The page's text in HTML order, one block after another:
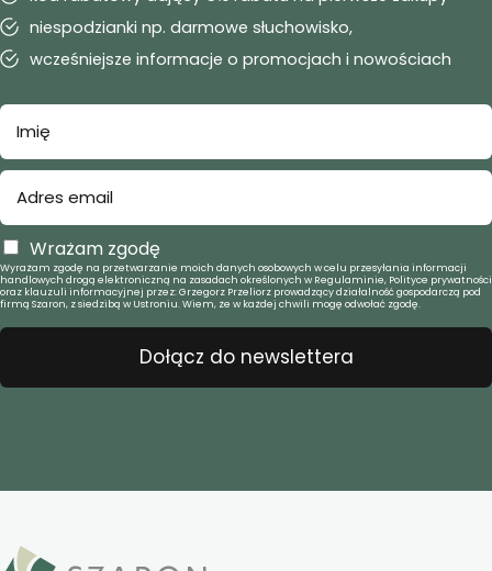
niespodzianki np. darmowe słuchowisko,
wcześniejsze informacje o promocjach i nowościach
Wrażam zgodę
Wyrażam zgodę na przetwarzanie moich danych osobowych w celu przesyłania informacji
handlowych drogą elektroniczną na zasadach określonych w Regulaminie, Polityce prywatności
oraz klauzuli informacyjnej przez: Grzegorz Przeliorz prowadzący działalność gospodarczą pod
firmą Szaron, z siedzibą w Ustroniu. Wiem, że w każdej chwili mogę odwołać zgodę.
Dołącz do newslettera